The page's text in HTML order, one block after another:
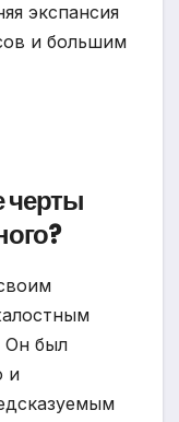
экспансия
и большим
черты
Он был
и